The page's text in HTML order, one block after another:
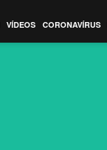
VÍDEOS CORONAVÍRUS